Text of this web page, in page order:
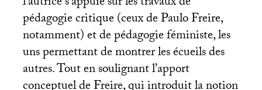
pédagogie critique (ceux de Paulo Freire,
notamment) et de pédagogie féministe, les
uns permettant de montrer les écueils des
autres. Tout en soulignant l’apport